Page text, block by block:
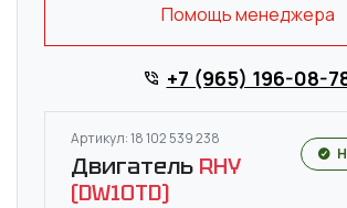
Помощь менеджера
+7 (965) 196-08-
Артикул: 18 102 539 238
Двигатель RHY
(DW10TD)